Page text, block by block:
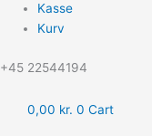
Kasse
Kurv
‪+45 22544194
0,00 kr. 0 Cart